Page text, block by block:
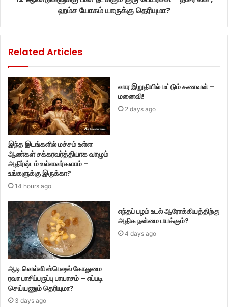
ஹம்ச யோகம் யாருக்கு தெரியுமா?
Related Articles
இந்த இடங்களில் மச்சம் உள்ள
ஆண்கள் சக்கரவர்த்தியாக வாழும்
அதிர்ஷ்டம் உள்ளவர்களாம் –
உங்களுக்கு இருக்கா?
14 hours ago
வார இறுதியில் மட்டும் கணவன் –
மனைவி!
2 days ago
ஆடி வெள்ளி ஸ்பெஷல் கோதுமை
ரவா பாசிப்பருப்பு பாயாசம் – எப்படி
செய்யணும் தெரியுமா?
3 days ago
எந்தப் பழம் உடல் ஆரோக்கியத்திற்கு
அதிக நன்மை பயக்கும்?
4 days ago